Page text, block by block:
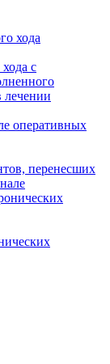
с
лечении
перенесших